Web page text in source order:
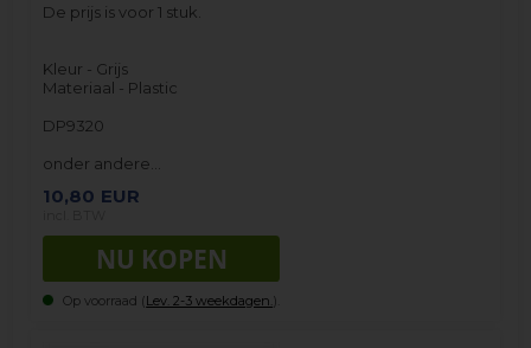
De prijs is voor 1 stuk.
Kleur - Grijs
Materiaal - Plastic
DP9320
onder andere…
10,80 EUR
Op voorraad (Lev. 2-3 weekdagen. ).